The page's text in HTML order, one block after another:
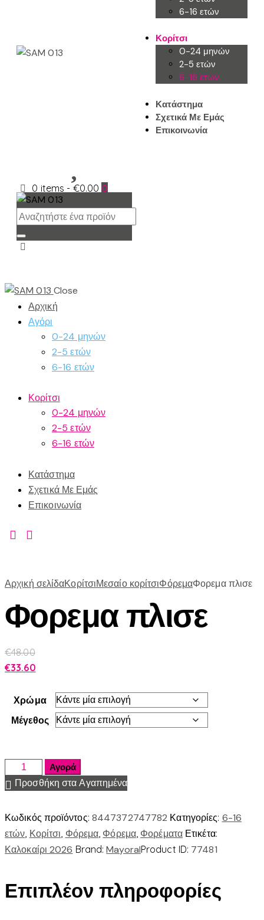
6-16 ετών
Κορίτσι
0-24 μηνών
2-5 ετών
6-16 ετών
Κατάστημα
Σχετικά Με Εμάς
Επικοινωνία
0 items - €0.00 0
Close
Αρχική
Αγόρι
0-24 μηνών
2-5 ετών
6-16 ετών
Κορίτσι
0-24 μηνών
2-5 ετών
6-16 ετών
Κατάστημα
Σχετικά Με Εμάς
Επικοινωνία
Αρχική σελίδαΚορίτσιΜεσαίο κορίτσιΦόρεμαΦορεμα πλισε
Φορεμα πλισε
€48.00
€33.60
Χρώμα
Μέγεθος
Αγορά
Προσθήκη στα Αγαπημένα
Κωδικός προϊόντος: 8447372747782 Κατηγορίες: 6-16
ετών, Κορίτσι, Φόρεμα, Φόρεμα, Φορέματα Ετικέτα:
Καλοκαίρι 2026 Brand:MayoralProduct ID: 77481
Επιπλέον πληροφορίες